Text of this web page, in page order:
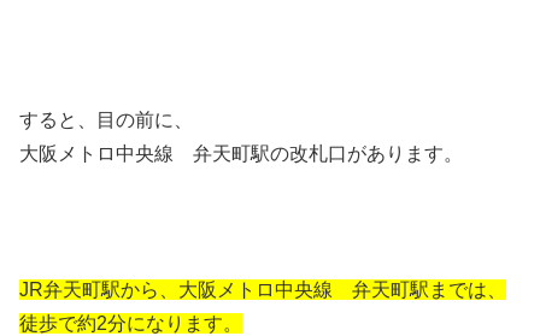
すると、目の前に、
大阪メトロ中央線 弁天町駅の改札口があります。
JR弁天町駅から、大阪メトロ中央線 弁天町駅までは、
徒歩で約2分になります。